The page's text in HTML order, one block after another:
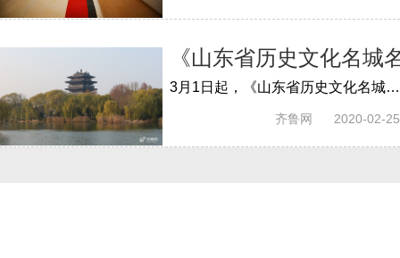
《山东省历史文化名
3月1日起，《山东省历史文化名城名镇名村保护条例》，其中该《条例》提出对潜在资源进行普查，以及传统风貌区概念。
齐鲁网 2020-02-25